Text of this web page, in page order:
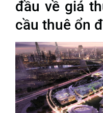
đầu về giá
cầu thuê ổn